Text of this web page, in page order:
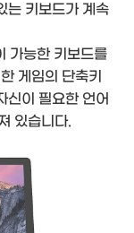
는 키보드가 계속
가능한 키보드를
게임의 단축키
신이 필요한 언어
있습니다.